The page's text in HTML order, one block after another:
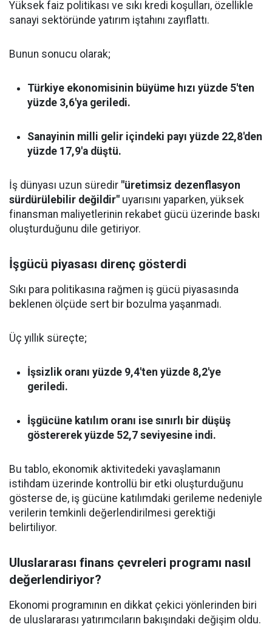
Yüksek faiz politikası ve sıkı kredi koşulları, özellikle
sanayi sektöründe yatırım iştahını zayıflattı.
Bunun sonucu olarak;
Türkiye ekonomisinin büyüme hızı yüzde 5'ten
yüzde 3,6'ya geriledi.
Sanayinin milli gelir içindeki payı yüzde 22,8'den
yüzde 17,9'a düştü.
İş dünyası uzun süredir "üretimsiz dezenflasyon
sürdürülebilir değildir" uyarısını yaparken, yüksek
finansman maliyetlerinin rekabet gücü üzerinde baskı
oluşturduğunu dile getiriyor.
İşgücü piyasası direnç gösterdi
Sıkı para politikasına rağmen iş gücü piyasasında
beklenen ölçüde sert bir bozulma yaşanmadı.
Üç yıllık süreçte;
İşsizlik oranı yüzde 9,4'ten yüzde 8,2'ye
geriledi.
İşgücüne katılım oranı ise sınırlı bir düşüş
göstererek yüzde 52,7 seviyesine indi.
Bu tablo, ekonomik aktivitedeki yavaşlamanın
istihdam üzerinde kontrollü bir etki oluşturduğunu
gösterse de, iş gücüne katılımdaki gerileme nedeniyle
verilerin temkinli değerlendirilmesi gerektiği
belirtiliyor.
Uluslararası finans çevreleri programı nasıl
değerlendiriyor?
Ekonomi programının en dikkat çekici yönlerinden biri
de uluslararası yatırımcıların bakışındaki değişim oldu.